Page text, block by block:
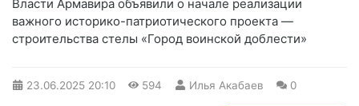
Власти Армавира объявили о начале реализации
важного историко-патриотического проекта —
строительства стелы «Город воинской доблести»
23.06.2025 20:10 594 Илья Акабаев 0